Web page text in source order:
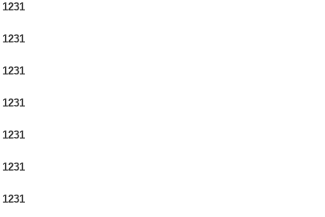
1231
1231
1231
1231
1231
1231
1231